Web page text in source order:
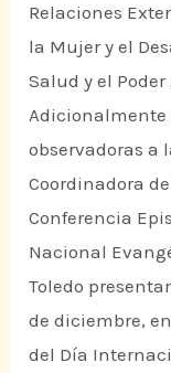
Relaciones
la Mujer y el
Salud y el
Adicionalmente
observadoras a
Coordinadora
Conferencia
Nacional
Toledo
de diciembre,
del Día